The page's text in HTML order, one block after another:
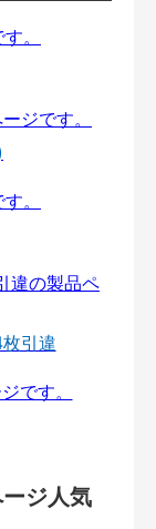
引違
ジ人気